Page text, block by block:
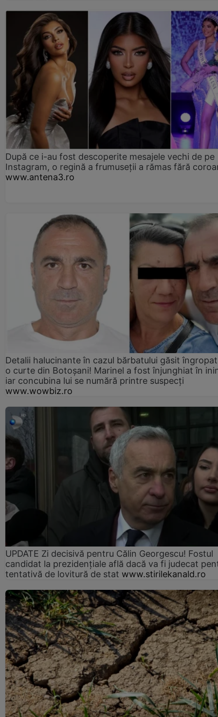
După ce i-au fost descoperite mesajele vechi de pe
Instagram, o regină a frumuseții a rămas fără
www.antena3.ro
Detalii halucinante în cazul bărbatului găsit
o curte din Botoșani! Marinel a fost înjunghiat în
iar concubina lui se numără printre suspecți
www.wowbiz.ro
UPDATE Zi decisivă pentru Călin Georgescu! Fostul
candidat la prezidențiale află dacă va fi judecat
tentativă de lovitură de stat www.stirilekanald.ro